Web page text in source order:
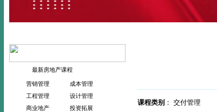
最新房地产课程
营销管理
成本管理
工程管理
设计管理
商业地产
投资拓展
课程类别 ： 交付管理